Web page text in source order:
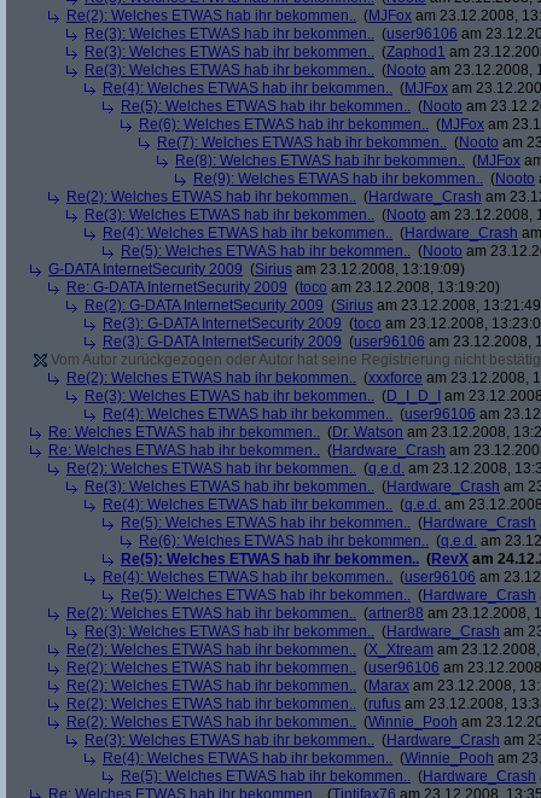
Re(2): Welches ETWAS hab ihr bekommen.. (MJFox am 23.12.2008,
Re(3): Welches ETWAS hab ihr bekommen.. (user96106 am
Re(3): Welches ETWAS hab ihr bekommen.. (Zaphod1 am
Re(3): Welches ETWAS hab ihr bekommen.. (Nooto am 23.12.2008,
Re(4): Welches ETWAS hab ihr bekommen.. (MJFox am
Re(5): Welches ETWAS hab ihr bekommen.. (Nooto am
Re(6): Welches ETWAS hab ihr bekommen.. (MJFox am
Re(7): Welches ETWAS hab ihr bekommen.. (Nooto am
Re(8): Welches ETWAS hab ihr bekommen.. (MJFox
Re(9): Welches ETWAS hab ihr bekommen.. (Nooto
Re(2): Welches ETWAS hab ihr bekommen.. (Hardware_Crash am
Re(3): Welches ETWAS hab ihr bekommen.. (Nooto am 23.12.2008,
Re(4): Welches ETWAS hab ihr bekommen.. (Hardware_Crash
Re(5): Welches ETWAS hab ihr bekommen.. (Nooto am
G-DATA InternetSecurity 2009 (Sirius am 23.12.2008, 13:19:09)
Re: G-DATA InternetSecurity 2009 (toco am 23.12.2008, 13:19:20)
Re(2): G-DATA InternetSecurity 2009 (Sirius am 23.12.2008,
Re(3): G-DATA InternetSecurity 2009 (toco am 23.12.2008,
Re(3): G-DATA InternetSecurity 2009 (user96106 am 23.12.2008,
Vom Autor zurückgezogen oder Autor hat seine Registrierung nicht
Re(2): Welches ETWAS hab ihr bekommen.. (xxxforce am 23.12.2008,
Re(3): Welches ETWAS hab ihr bekommen.. (D_I_D_I
am
Re(4): Welches ETWAS hab ihr bekommen.. (user96106 am
Re: Welches ETWAS hab ihr bekommen.. (Dr. Watson am 23.12.2008,
Re: Welches ETWAS hab ihr bekommen.. (Hardware_Crash am
Re(2): Welches ETWAS hab ihr bekommen.. (q.e.d. am 23.12.2008,
Re(3): Welches ETWAS hab ihr bekommen.. (Hardware_Crash am
Re(4): Welches ETWAS hab ihr bekommen.. (q.e.d. am
Re(5): Welches ETWAS hab ihr bekommen.. (Hardware_Crash
Re(6): Welches ETWAS hab ihr bekommen.. (q.e.d. am
Re(5): Welches ETWAS hab ihr bekommen.. (RevX am
Re(4): Welches ETWAS hab ihr bekommen.. (user96106 am
Re(5): Welches ETWAS hab ihr bekommen.. (Hardware_Crash
Re(2): Welches ETWAS hab ihr bekommen.. (artner88 am 23.12.2008,
Re(3): Welches ETWAS hab ihr bekommen.. (Hardware_Crash am
Re(2): Welches ETWAS hab ihr bekommen.. (X_Xtream am
Re(2): Welches ETWAS hab ihr bekommen.. (user96106 am
Re(2): Welches ETWAS hab ihr bekommen.. (Marax am 23.12.2008,
Re(2): Welches ETWAS hab ihr bekommen.. (rufus am 23.12.2008,
Re(2): Welches ETWAS hab ihr bekommen.. (Winnie_Pooh am
Re(3): Welches ETWAS hab ihr bekommen.. (Hardware_Crash am
Re(4): Welches ETWAS hab ihr bekommen.. (Winnie_Pooh am
Re(5): Welches ETWAS hab ihr bekommen.. (Hardware_Crash
Re: Welches ETWAS hab ihr bekommen.. (Tintifax76 am 23.12.2008,